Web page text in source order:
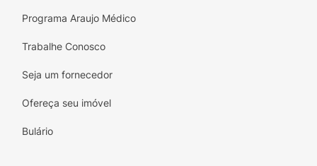
Programa Araujo Médico
Trabalhe Conosco
Seja um fornecedor
Ofereça seu imóvel
Bulário